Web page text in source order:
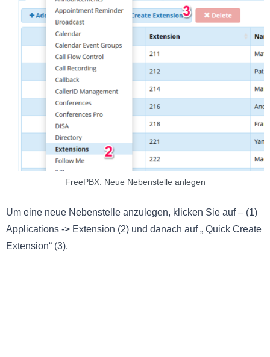
FreePBX: Neue Nebenstelle anlegen
Um eine neue Nebenstelle anzulegen, klicken Sie auf – (1)
Applications -> Extension (2) und danach auf „ Quick Create
Extension“ (3).